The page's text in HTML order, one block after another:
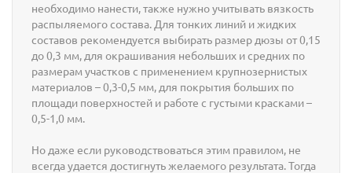
необходимо нанести, также нужно учитывать вязкость
распыляемого состава. Для тонких линий и жидких
составов рекомендуется выбирать размер дюзы от 0,15
до 0,3 мм, для окрашивания небольших и средних по
размерам участков с применением крупнозернистых
материалов – 0,3-0,5 мм, для покрытия больших по
площади поверхностей и работе с густыми красками –
0,5-1,0 мм.
Но даже если руководствоваться этим правилом, не
всегда удается достигнуть желаемого результата. Тогда